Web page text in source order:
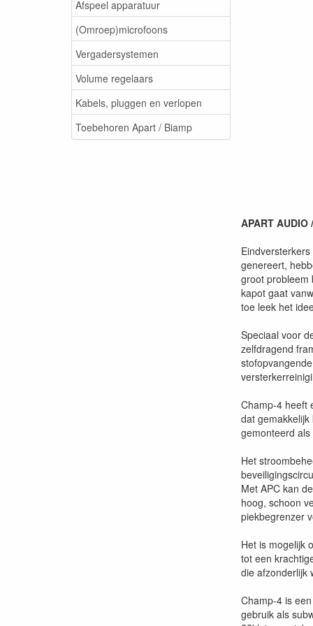
Afspeel apparatuur
(Omroep)microfoons
Vergadersystemen
Volume regelaars
Kabels, pluggen en verlopen
Toebehoren Apart / Biamp
APART
genereert,
groot probleem
kapot gaat
toe leek het
Speciaal voor
zelfdragend
Champ-4 heeft
dat
gemonteerd
Het
Met APC kan
hoog, schoon
piekbegrenzer
Het is mogelijk
tot een
die afzonderlijk
Champ-4 is
gebruik als